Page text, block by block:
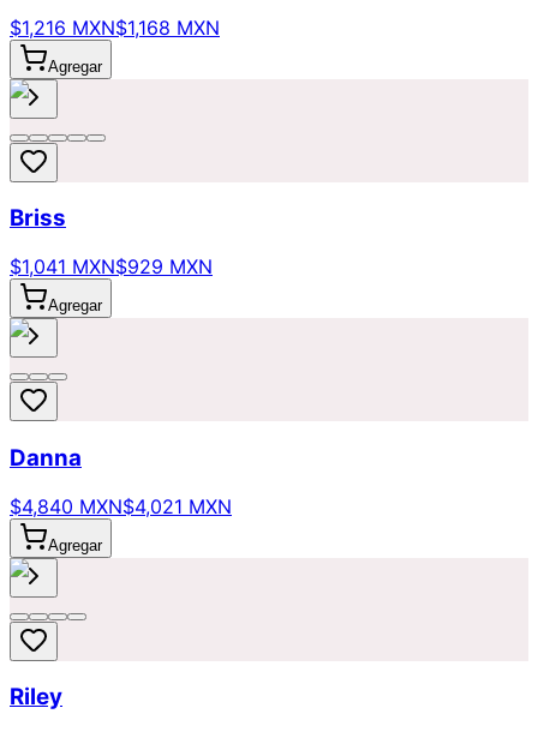
$1,216 MXN$1,168 MXN
Agregar
Briss
$1,041 MXN$929 MXN
Agregar
Danna
$4,840 MXN$4,021 MXN
Agregar
Riley